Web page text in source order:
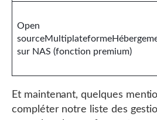
Open
sur NAS (fonction premium)
Et maintenant, quelques
compléter notre liste des